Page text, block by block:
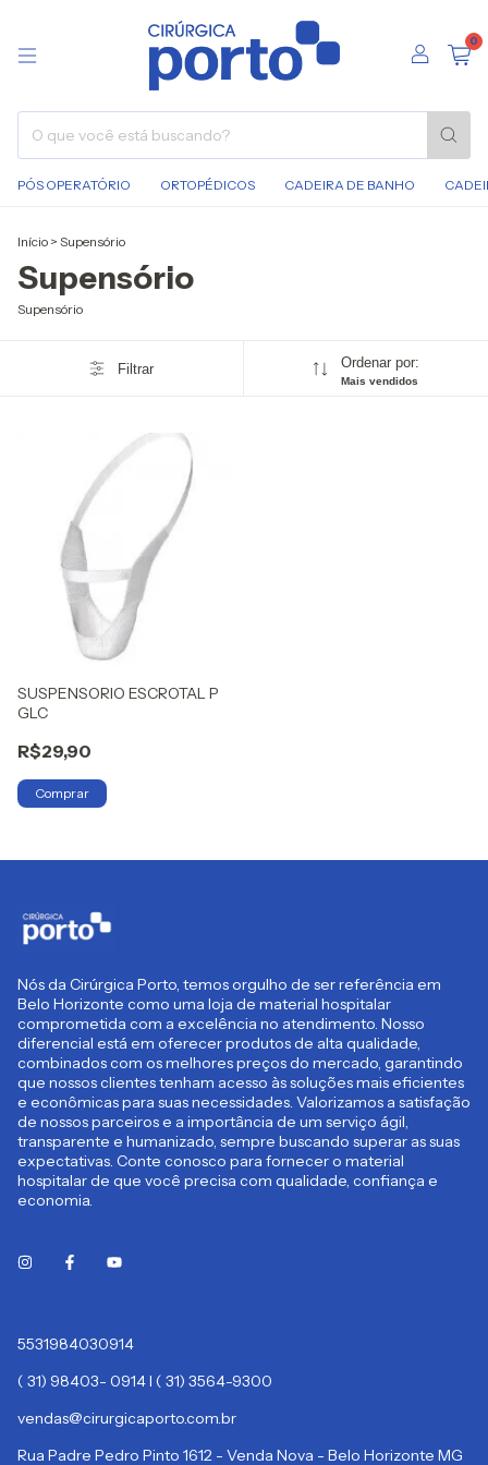
0
PÓS OPERATÓRIO ORTOPÉDICOS CADEIRA DE BANHO
Início > Supensório
Supensório
Supensório
Filtrar Ordenar por:
Mais vendidos
SUSPENSORIO ESCROTAL P
GLC
R$29,90
Nós da Cirúrgica Porto, temos orgulho de ser referência em
Belo Horizonte como uma loja de material hospitalar
comprometida com a excelência no atendimento. Nosso
diferencial está em oferecer produtos de alta qualidade,
combinados com os melhores preços do mercado, garantindo
que nossos clientes tenham acesso às soluções mais eficientes
e econômicas para suas necessidades. Valorizamos a satisfação
de nossos parceiros e a importância de um serviço ágil,
transparente e humanizado, sempre buscando superar as suas
expectativas. Conte conosco para fornecer o material
hospitalar de que você precisa com qualidade, confiança e
economia.
5531984030914
( 31) 98403- 0914 I ( 31) 3564-9300
vendas@cirurgicaporto.com.br
Rua Padre Pedro Pinto 1612 - Venda Nova - Belo Horizonte MG